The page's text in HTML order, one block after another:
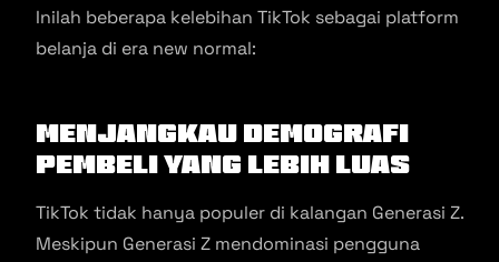
Inilah beberapa kelebihan TikTok sebagai platform
belanja di era new normal:
Menjangkau Demografi
Pembeli yang Lebih Luas
TikTok tidak hanya populer di kalangan Generasi Z.
Meskipun Generasi Z mendominasi pengguna